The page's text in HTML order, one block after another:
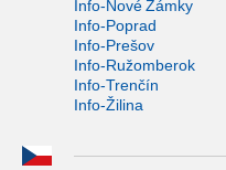
Info-Nové Zámky
Info-Poprad
Info-Prešov
Info-Ružomberok
Info-Trenčín
Info-Žilina